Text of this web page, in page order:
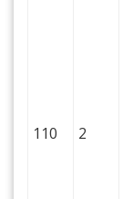
110 2